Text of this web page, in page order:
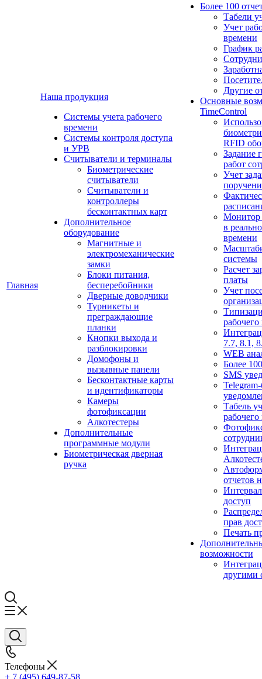
Главная
Наша продукция
Cистемы учета рабочего
времени
Системы контроля доступа
и УРВ
Считыватели и терминалы
Биометрические
считыватели
Считыватели и
контроллеры
бесконтактных карт
Дополнительное
оборудование
Магнитные и
электромеханические
замки
Блоки питания,
бесперебойники
Дверные доводчики
Турникеты и
преграждающие
планки
Кнопки выхода и
разблокировки
Домофоны и
вызывные панели
Бесконтактные карты
и идентификаторы
Камеры
фотофиксации
Алкотестеры
Дополнительные
программные модули
Биометрическая дверная
ручка
Более 100
Табели
Учет
времени
График
Другие
Основные
TimeControl
RFID
Задание
работ
Учет
Монитор
в
времени
системы
Расчет
платы
Учет
7.7, 8.1,
WEB
Более
SMS
Табель
отчетов
доступ
прав
Печать
возможности
другими
Телефоны
+ 7 (495) 649-87-58